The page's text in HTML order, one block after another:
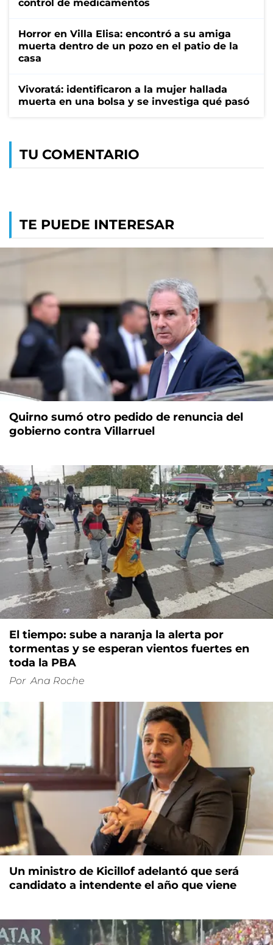
control de medicamentos
Horror en Villa Elisa: encontró a su amiga
muerta dentro de un pozo en el patio de la
casa
Vivoratá: identificaron a la mujer hallada
muerta en una bolsa y se investiga qué pasó
TU COMENTARIO
TE PUEDE INTERESAR
Quirno sumó otro pedido de renuncia del
gobierno contra Villarruel
El tiempo: sube a naranja la alerta por
tormentas y se esperan vientos fuertes en
toda la PBA
Por Ana Roche
Un ministro de Kicillof adelantó que será
candidato a intendente el año que viene